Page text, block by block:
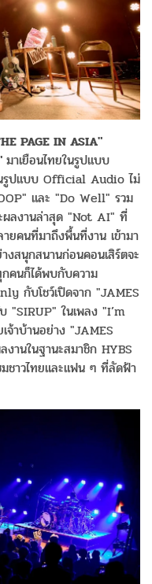
PAGE IN ASIA"
มาเยือนไทยในรูปแบบ
นรูปแบบ Official Audio ไม่
และ "Do Well" รวม
ผลงานล่าสุด "Not AI" ที่
ยคนที่มาถึงพื้นที่งาน เข้ามา
สนุกสนานก่อนคอนเสิร์ตจะ
คนก็ได้พบกับความ
กับโชว์เปิดจาก "JAMES
"SIRUP" ในเพลง "I’m
จ้าบ้านอย่าง "JAMES
านในฐานะสมาชิก HYBS
ชาวไทยและแฟน ๆ ที่ลัดฟ้า